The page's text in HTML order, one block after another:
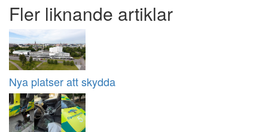
Fler liknande artiklar
Nya platser att skydda